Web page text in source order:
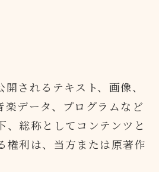
されるテキスト、画像、
楽データ、プログラムなど
、総称としてコンテンツと
権利は、当方または原著作